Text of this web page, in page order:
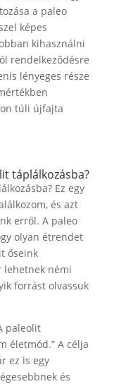
a paleo
képes
kihasználni
rendelkeződésre
lényeges része
túli újfajta
táplálkozásba?
Ez egy
és azt
erről. A paleo
olyan étrendet
őseink
lehetnek némi
forrást olvassuk
paleolit
életmód.” A célja
ez is egy
és